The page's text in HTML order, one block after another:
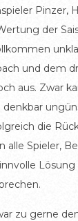
Pinzer,
der
und dem
aus. Zwar
die
alle Spieler,
Lösung
zu gerne